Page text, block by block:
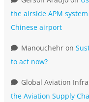
the airside APM
Chinese airport
Manouchehr on
to act now?
Global Aviation
the Aviation Supply